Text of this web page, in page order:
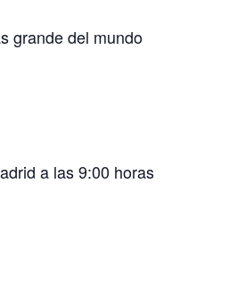
grande del mundo
a las 9:00 horas